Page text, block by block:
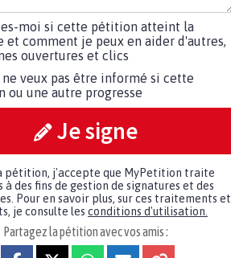
moi si cette pétition atteint la
et comment je peux en aider d'autres,
ouvertures et clics
ne veux pas être informé si cette
ou une autre progresse
Je signe
pétition, j'accepte que MyPetition traite
à des fins de gestion de signatures et des
Pour en savoir plus, sur ces traitements et
je consulte les conditions d'utilisation.
Partagez la pétition avec vos amis :